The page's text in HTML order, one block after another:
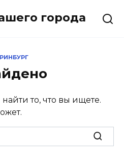
города
то, что вы ищете.